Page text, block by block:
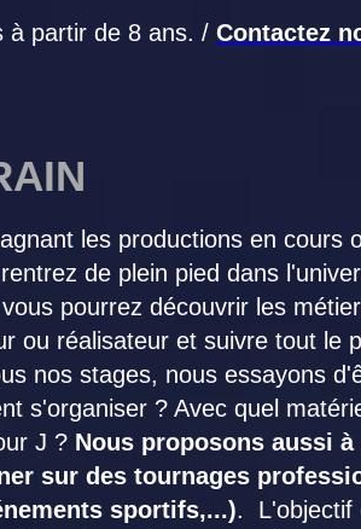
à partir de 8 ans. / Contactez
les productions en cours
de plein pied dans
pourrez découvrir les
ou réalisateur et suivre tout le
nos stages, nous essayons
s'organiser ? Avec quel
J ? Nous proposons aussi
sur des tournages
sportifs,...). L'objectif